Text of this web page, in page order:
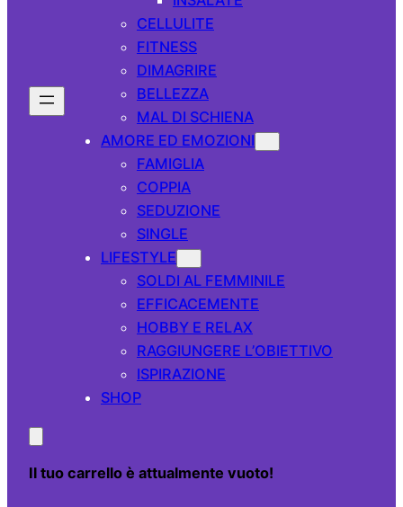
CELLULITE
FITNESS
DIMAGRIRE
BELLEZZA
MAL DI SCHIENA
AMORE ED EMOZIONI
FAMIGLIA
COPPIA
SEDUZIONE
SINGLE
LIFESTYLE
SOLDI AL FEMMINILE
EFFICACEMENTE
HOBBY E RELAX
RAGGIUNGERE L’OBIETTIVO
ISPIRAZIONE
SHOP
Il tuo carrello è attualmente vuoto!